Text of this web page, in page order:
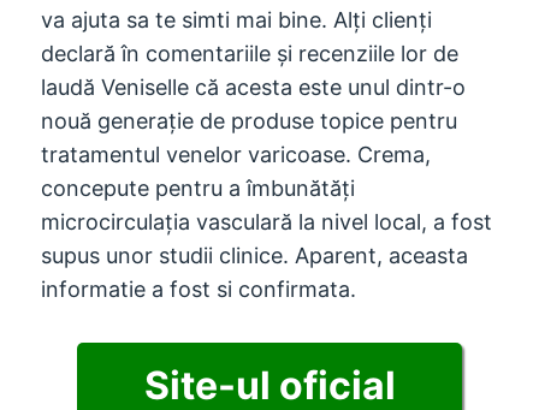
va ajuta sa te simti mai bine. Alți clienți
declară în comentariile și recenziile lor de
laudă Veniselle că acesta este unul dintr-o
nouă generație de produse topice pentru
tratamentul venelor varicoase. Crema,
concepute pentru a îmbunătăți
microcirculația vasculară la nivel local, a fost
supus unor studii clinice. Aparent, aceasta
informatie a fost si confirmata.
Site-ul oficial